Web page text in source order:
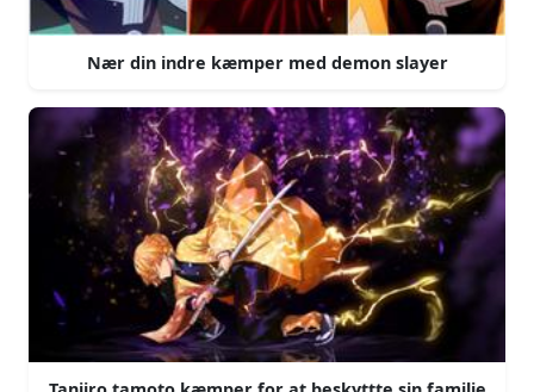
Nær din indre kæmper med demon slayer